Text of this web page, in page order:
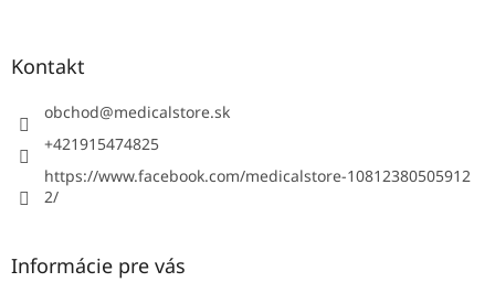
Kontakt
obchod@medicalstore.sk
+421915474825
https://www.facebook.com/medicalstore-10812380505912
2/
Informácie pre vás